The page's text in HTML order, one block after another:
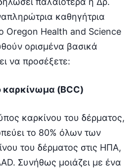
καθηγήτρια
Oregon Health and Science
ορισμένα βασικά
να προσέξετε:
καρκίνωμα (BCC)
καρκίνου του δέρματος,
το 80% όλων των
του δέρματος στις ΗΠΑ,
Συνήθως μοιάζει με ένα